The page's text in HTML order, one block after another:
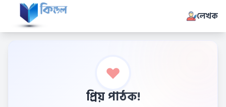
লেখক
প্রিয় পাঠক!